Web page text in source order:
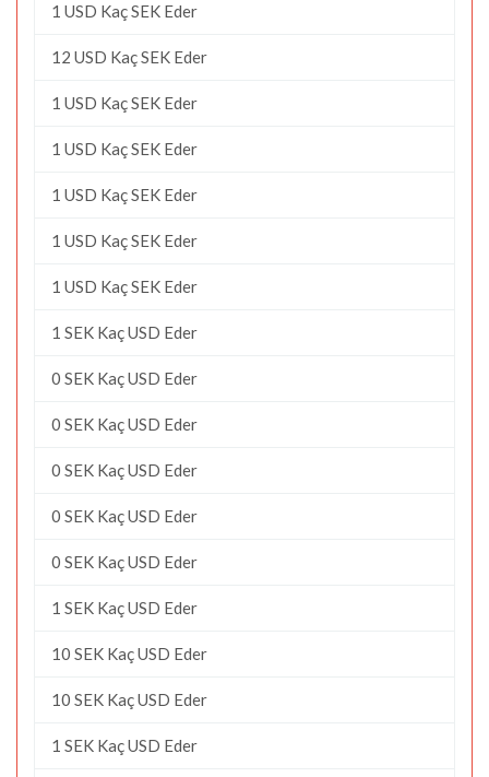
1 USD Kaç SEK Eder
12 USD Kaç SEK Eder
1 USD Kaç SEK Eder
1 USD Kaç SEK Eder
1 USD Kaç SEK Eder
1 USD Kaç SEK Eder
1 USD Kaç SEK Eder
1 SEK Kaç USD Eder
0 SEK Kaç USD Eder
0 SEK Kaç USD Eder
0 SEK Kaç USD Eder
0 SEK Kaç USD Eder
0 SEK Kaç USD Eder
1 SEK Kaç USD Eder
10 SEK Kaç USD Eder
10 SEK Kaç USD Eder
1 SEK Kaç USD Eder